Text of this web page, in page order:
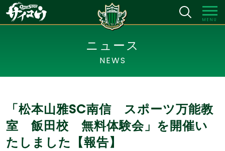
MENU
ニュース
NEWS
「松本山雅SC南信 スポーツ万能教
室 飯田校 無料体験会」を開催い
たしました【報告】